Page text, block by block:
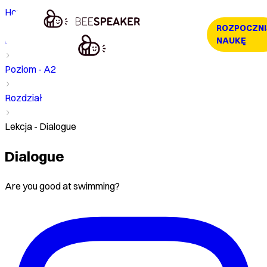
NAUKĘ
Home
Kurs
Poziom - A2
Rozdział
Lekcja - Dialogue
Dialogue
Are you good at swimming?